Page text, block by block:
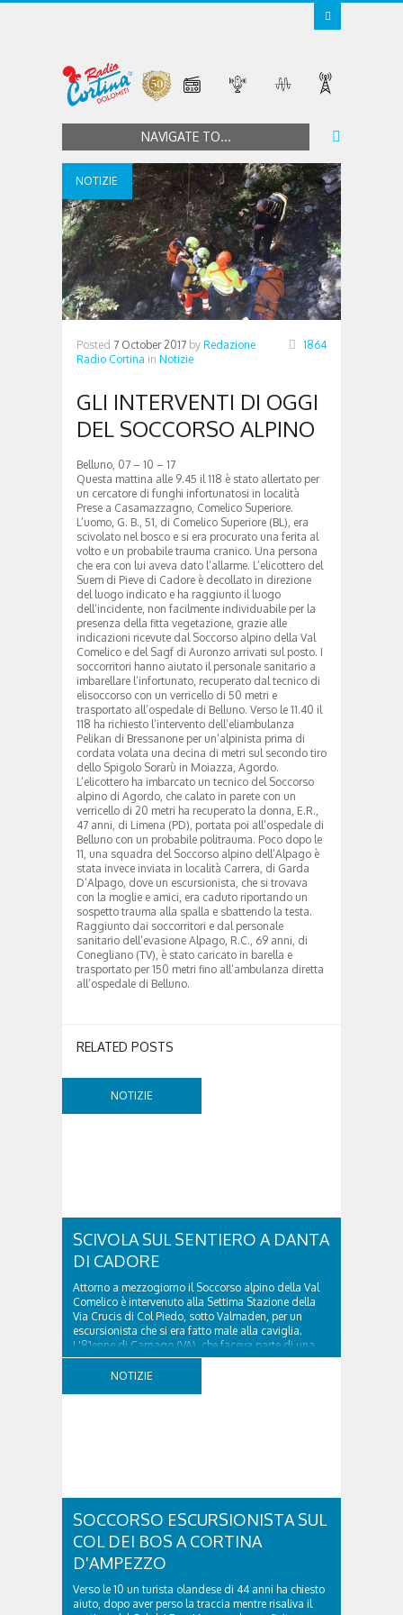
NAVIGATE TO...
NOTIZIE
Posted 7 October 2017 by Redazione
Radio Cortina in Notizie
1864
GLI INTERVENTI DI OGGI
DEL SOCCORSO ALPINO
Belluno, 07 – 10 – 17
Questa mattina alle 9.45 il 118 è stato allertato per
un cercatore di funghi infortunatosi in località
Prese a Casamazzagno, Comelico Superiore.
L’uomo, G. B., 51, di Comelico Superiore (BL), era
scivolato nel bosco e si era procurato una ferita al
volto e un probabile trauma cranico. Una persona
che era con lui aveva dato l’allarme. L’elicottero del
Suem di Pieve di Cadore è decollato in direzione
del luogo indicato e ha raggiunto il luogo
dell’incidente, non facilmente individuabile per la
presenza della fitta vegetazione, grazie alle
indicazioni ricevute dal Soccorso alpino della Val
Comelico e del Sagf di Auronzo arrivati sul posto. I
soccorritori hanno aiutato il personale sanitario a
imbarellare l’infortunato, recuperato dal tecnico di
elisoccorso con un verricello di 50 metri e
trasportato all’ospedale di Belluno. Verso le 11.40 il
118 ha richiesto l’intervento dell’eliambulanza
Pelikan di Bressanone per un’alpinista prima di
cordata volata una decina di metri sul secondo tiro
dello Spigolo Sorarù in Moiazza, Agordo.
L’elicottero ha imbarcato un tecnico del Soccorso
alpino di Agordo, che calato in parete con un
verricello di 20 metri ha recuperato la donna, E.R.,
47 anni, di Limena (PD), portata poi all’ospedale di
Belluno con un probabile politrauma. Poco dopo le
11, una squadra del Soccorso alpino dell’Alpago è
stata invece inviata in località Carrera, di Garda
D’Alpago, dove un escursionista, che si trovava
con la moglie e amici, era caduto riportando un
sospetto trauma alla spalla e sbattendo la testa.
Raggiunto dai soccorritori e dal personale
sanitario dell’evasione Alpago, R.C., 69 anni, di
Conegliano (TV), è stato caricato in barella e
trasportato per 150 metri fino all’ambulanza diretta
all’ospedale di Belluno.
RELATED POSTS
NOTIZIE
SCIVOLA SUL SENTIERO A DANTA
DI CADORE
Attorno a mezzogiorno il Soccorso alpino della Val
Comelico è intervenuto alla Settima Stazione della
Via Crucis di Col Piedo, sotto Valmaden, per un
escursionista che si era fatto male alla caviglia.
L'81enne di Carnago (VA), che faceva parte di una
comitiva e aveva riportato un trauma...
NOTIZIE
SOCCORSO ESCURSIONISTA SUL
COL DEI BOS A CORTINA
D'AMPEZZO
Verso le 10 un turista olandese di 44 anni ha chiesto
aiuto, dopo aver perso la traccia mentre risaliva il